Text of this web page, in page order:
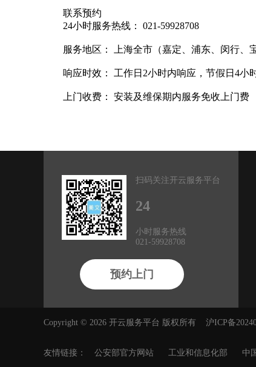
联系预约
24小时服务热线： 021-59928708
服务地区： 上海全市（嘉定、浦东、闵行、
响应时效： 工作日2小时内响应，节假日4小
上门收费： 安装及维保期内服务免收上门费
扫码关注开云服务平台
24
小时服务热线
021-59928708
预约上门
Copyright © 2026 开云服务平台 版权所有 沪ICP备
友情链接： 公安部官方网站 工业和信息化部 中